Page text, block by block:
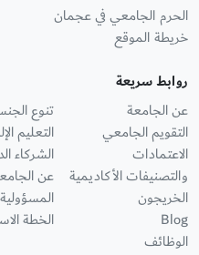
الحرم الجامعي في عجمان
خريطة الموقع
روابط سريعة
عن الجامعة
التقويم الجامعي
الاعتمادات
والتصنيفات الأكاديمية
الخريجون
Blog
الوظائف
تنوع
التعليم
الشركاء
عن
الخطة